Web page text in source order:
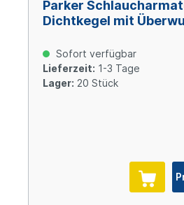
Parker
Dichtkegel mit
Stahl verzinkt Cr(VI)-
Sofort verfügbar
Lieferzeit: 1-3 Tage
Lager: 20 Stück